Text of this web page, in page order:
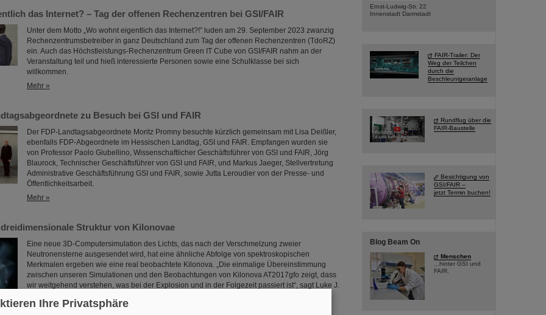
das Internet? – Tag der offenen Rechenzentren bei GSI/FAIR
Unter dem Motto „Wo wohnt eigentlich das Internet?!” luden am 29. September 2023 zwanzig
Rechenzentrumsbetreiber in ganz Deutschland zum Tag der offenen Rechenzentren (TdoRZ)
ein. Auch das Höchstleistungs-Rechenzentrum Green IT Cube von GSI/FAIR nahm an der
Veranstaltung teil und hieß interessierte Personen sowie eine Schulklasse bei sich
willkommen.
Mehr »
zu Besuch bei GSI und FAIR
Der FDP-Landtagsabgeordnete Moritz Promny besuchte kürzlich gemeinsam mit Lisa Deißler,
ebenfalls FDP-Abgeordnete im Hessischen Landtag, GSI und FAIR. Empfangen wurden sie
von Professor Paolo Giubellino, Wissenschaftlicher Geschäftsführer von GSI und FAIR, Jörg
Blaurock, Technischer Geschäftsführer von GSI und FAIR, und Markus Jaeger, Stellvertretung
Administrative Geschäftsführung GSI und FAIR, sowie Jutta Leroudier von der Presse- und
Öffentlichkeitsarbeit.
Mehr »
Struktur von Kilonovae
Eine neue 3D-Computersimulation des Lichts, das nach der Verschmelzung zweier
Neutronensterne ausgesendet wird, hat eine ähnliche Abfolge von spektroskopischen
Merkmalen ergeben wie eine real beobachtete Kilonova. „Die einmalige Übereinstimmung
zwischen unseren Simulationen und den Beobachtungen von Kilonova AT2017gfo zeigt, dass
wir weitgehend verstehen, was bei der Explosion und in der Folgezeit passiert ist“, sagt Luke J.
Mehr »
Ernst-Ludwig-Str. 22
Innenstadt Darmstadt
FAIR-Trailer: Der
Weg der Teilchen
durch die
Beschleunigeranlage
Rundflug über die
FAIR-Baustelle
Besichtigung von
GSI/FAIR –
jetzt Termin buchen!
Blog Beam On
Menschen
...hinter GSI und
FAIR.
Ihre Privatsphäre